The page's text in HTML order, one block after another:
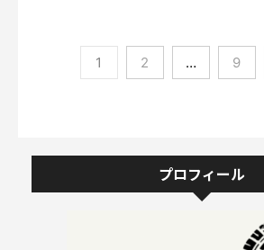
1 2 … 9
プロフィール